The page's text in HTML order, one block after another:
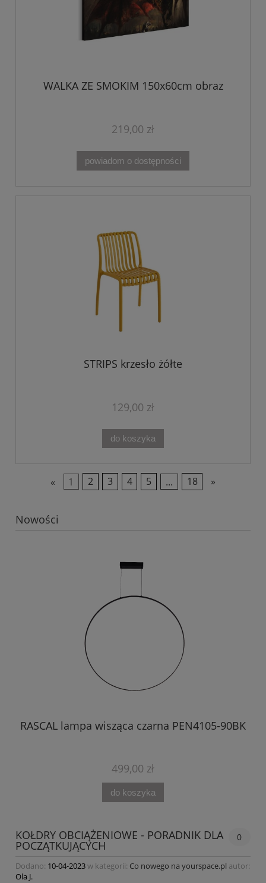
WALKA ZE SMOKIM 150x60cm obraz
219,00 zł
powiadom o dostępności
STRIPS krzesło żółte
129,00 zł
do koszyka
« 1 2 3 4 5 ... 18 »
Nowości
RASCAL lampa wisząca czarna PEN4105-90BK
499,00 zł
do koszyka
KOŁDRY OBCIĄŻENIOWE - PORADNIK DLA
POCZĄTKUJĄCYCH
0
Dodano: 10-04-2023w kategorii: Co nowego na yourspace.pl autor:
Ola J.